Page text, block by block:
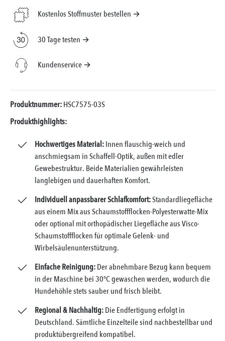
Kostenlos Stoffmuster bestellen →
30 Tage testen →
Kundenservice →
Produktnummer:HSC7575-03S
Produkthighlights:
Hochwertiges Material:Innen flauschig-weich und
anschmiegsam in Schaffell-Optik, außen mit edler
Gewebestruktur. Beide Materialien gewährleisten
langlebigen und dauerhaften Komfort.
Individuell anpassbarer Schlafkomfort:Standardliegefläche
aus einem Mix aus Schaumstoffflocken-Polyesterwatte-Mix
oder optional mit orthopädischer Liegefläche aus Visco-
Schaumstoffflocken für optimale Gelenk- und
Wirbelsäulenunterstützung.
Einfache Reinigung:Der abnehmbare Bezug kann bequem
in der Maschine bei 30°C gewaschen werden, wodurch die
Hundehöhle stets sauber und frisch bleibt.
Regional & Nachhaltig:Die Endfertigung erfolgt in
Deutschland. Sämtliche Einzelteile sind nachbestellbar und
produktübergreifend kompatibel.